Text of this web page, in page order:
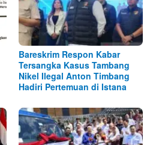
Bareskrim Respon Kabar
Tersangka Kasus Tambang
Nikel Ilegal Anton Timbang
Hadiri Pertemuan di Istana